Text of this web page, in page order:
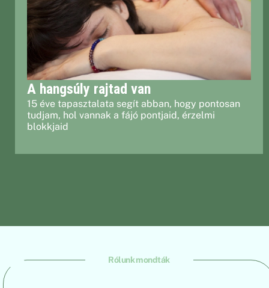
A hangsúly rajtad van
15 éve tapasztalata segít abban, hogy pontosan
tudjam, hol vannak a fájó pontjaid, érzelmi
blokkjaid
Rólunk mondták